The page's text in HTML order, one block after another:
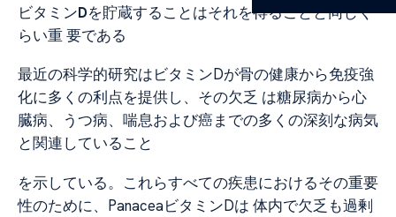
ビタミンDを貯蔵することはそれを得ることと同じく
らい重要である
最近の科学的研究はビタミンDが骨の健康から免疫強
化に多くの利点を提供し、その欠乏 は糖尿病から心
臓病、うつ病、喘息および癌までの多くの深刻な病気
と関連していること
を示している。これらすべての疾患におけるその重要
性のために、PanaceaビタミンDは 体内で欠乏も過剰